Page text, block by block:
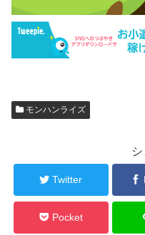
モンハンライズ
Twitter
Pocket